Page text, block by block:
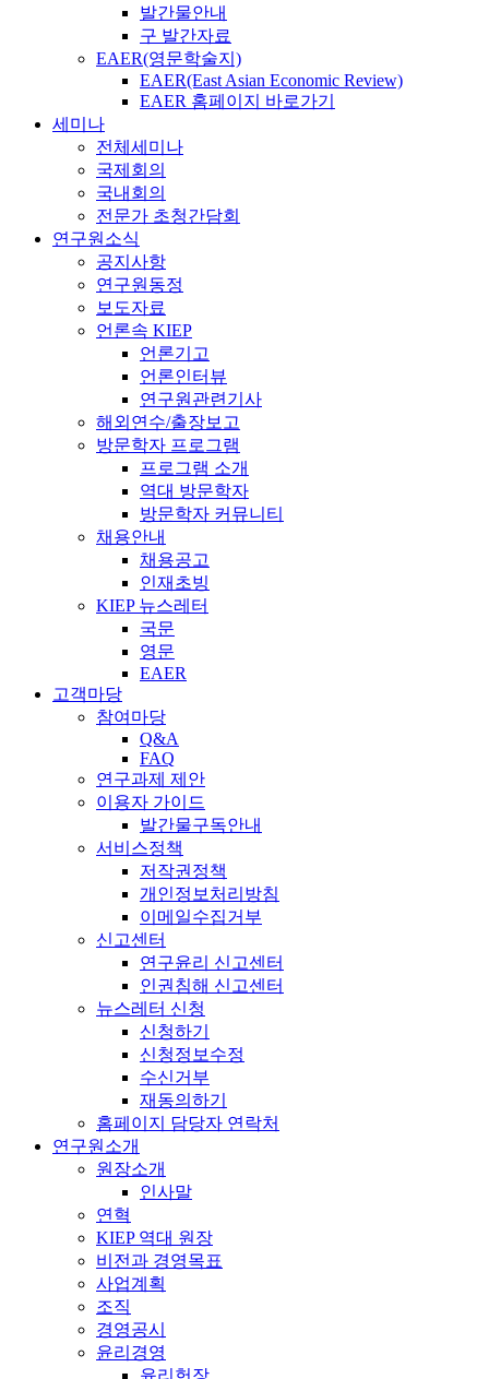
발간물안내
구 발간자료
EAER(영문학술지)
EAER(East Asian Economic Review)
EAER 홈페이지 바로가기
세미나
전체세미나
국제회의
국내회의
전문가 초청간담회
연구원소식
공지사항
연구원동정
보도자료
언론속 KIEP
언론기고
언론인터뷰
연구원관련기사
해외연수/출장보고
방문학자 프로그램
프로그램 소개
역대 방문학자
방문학자 커뮤니티
채용안내
채용공고
인재초빙
KIEP 뉴스레터
국문
영문
EAER
고객마당
참여마당
Q&A
FAQ
연구과제 제안
이용자 가이드
발간물구독안내
서비스정책
저작권정책
개인정보처리방침
이메일수집거부
신고센터
연구윤리 신고센터
인권침해 신고센터
뉴스레터 신청
신청하기
신청정보수정
수신거부
재동의하기
홈페이지 담당자 연락처
연구원소개
원장소개
인사말
연혁
KIEP 역대 원장
비전과 경영목표
사업계획
조직
경영공시
윤리경영
윤리헌장